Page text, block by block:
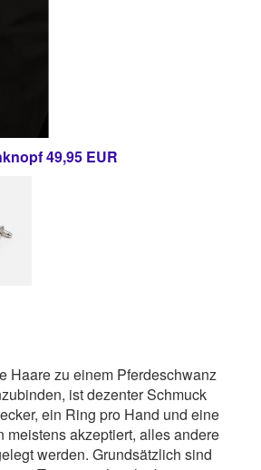
49,95 EUR
Haare zu einem Pferdeschwanz
ist dezenter Schmuck
ein Ring pro Hand und eine
meistens akzeptiert, alles andere
werden. Grundsätzlich sind